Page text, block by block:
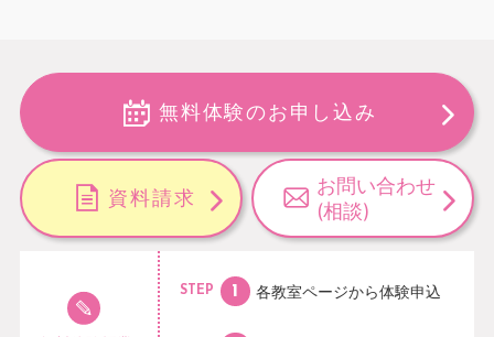
無料体験のお申し込み
資料請求
お問い合わせ
(相談)
STEP 各教室ページから体験申込